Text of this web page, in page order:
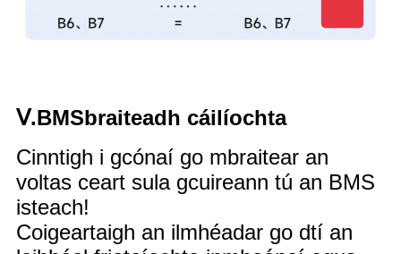
Ⅴ.BMSbraiteadh cáilíochta
Cinntigh i gcónaí go mbraitear an
voltas ceart sula gcuireann tú an BMS
isteach!
Coigeartaigh an ilmhéadar go dtí an